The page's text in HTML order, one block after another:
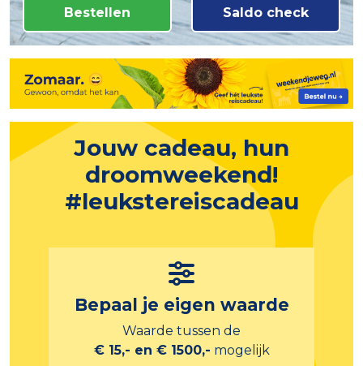
Bestellen Saldo check
Jouw cadeau, hun
droomweekend!
#leukstereiscadeau
Bepaal je eigen waarde
Waarde tussen de
€ 15,- en € 1500,- mogelijk